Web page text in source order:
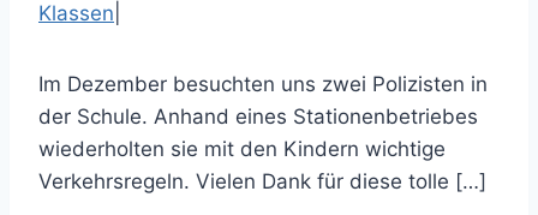
Klassen
Im Dezember besuchten uns zwei Polizisten in
der Schule. Anhand eines Stationenbetriebes
wiederholten sie mit den Kindern wichtige
Verkehrsregeln. Vielen Dank für diese tolle […]